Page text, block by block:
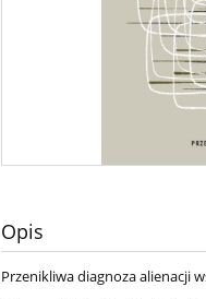
Opis
Przenikliwa diagnoza alienacji